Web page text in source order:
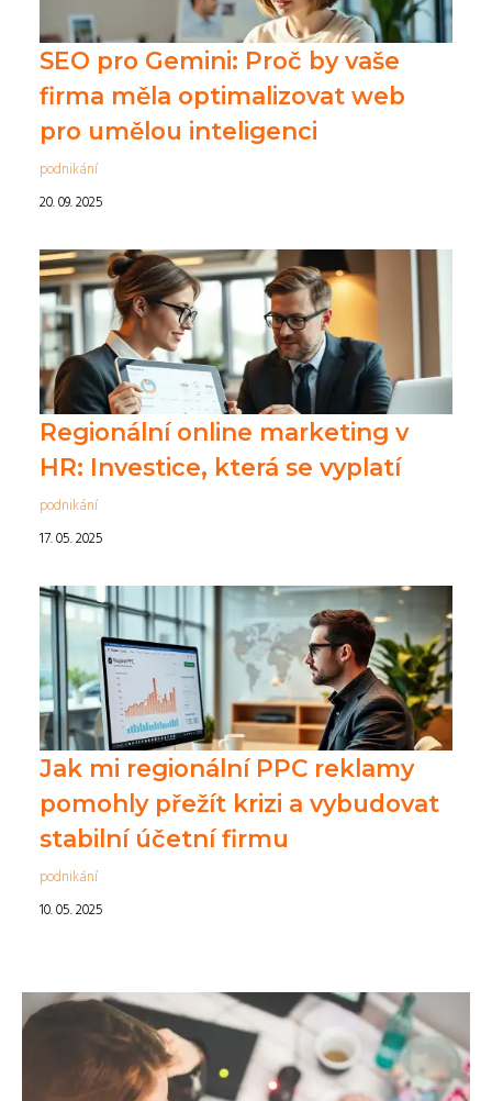
SEO pro Gemini: Proč by vaše
firma měla optimalizovat web
pro umělou inteligenci
podnikání
20. 09. 2025
Regionální online marketing v
HR: Investice, která se vyplatí
podnikání
17. 05. 2025
Jak mi regionální PPC reklamy
pomohly přežít krizi a vybudovat
stabilní účetní firmu
podnikání
10. 05. 2025